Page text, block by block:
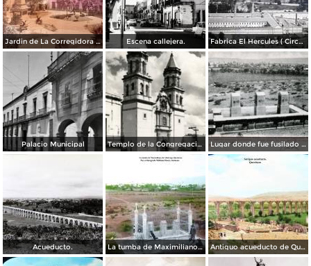
Jardin de La Corregidora ( Circulada el 3 de Noviembre de 1957 ). Escena callejera. Fabrica El Hercules ( Circulada el 22 de Junio de 1926 ).
Palacio Municipal Templo de la Congregación Lugar donde fue fusilado el emperador Maximiliano
Acueducto. La tumba de Maximiliano de Absburgo Queretaro Por el fotografo William Henry Jackson. Antiguo acueducto de Querétaro.